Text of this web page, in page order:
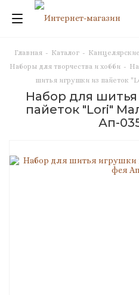
Главная - Каталог -
Наборы для творчества и хобби -
шитья игрушки из пайеток
Набор для
пайеток "Lori"
Ап-